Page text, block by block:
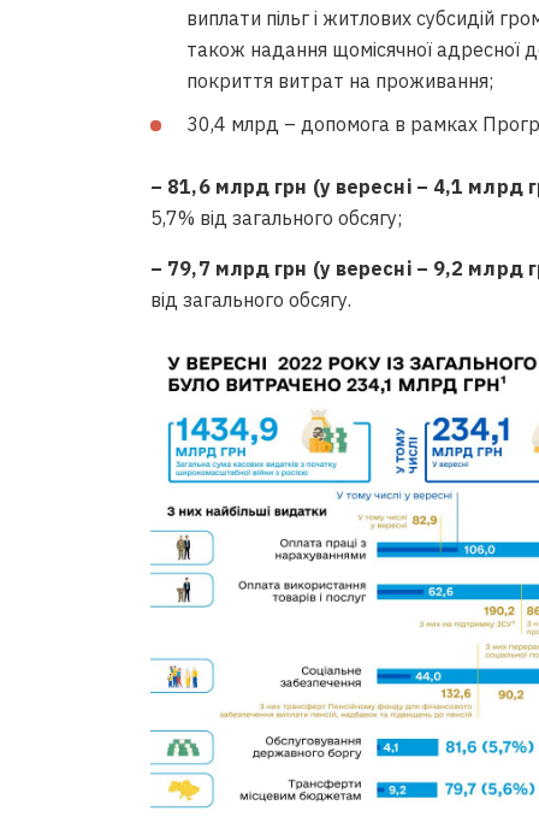
виплати пільг і житлових субсидій
також надання щомісячної адресної
покриття витрат на проживання;
30,4 млрд – допомога в рамках
– 81,6 млрд грн (у вересні – 4,1 млрд
5,7% від загального обсягу;
– 79,7 млрд грн (у вересні – 9,2 млрд
від загального обсягу.